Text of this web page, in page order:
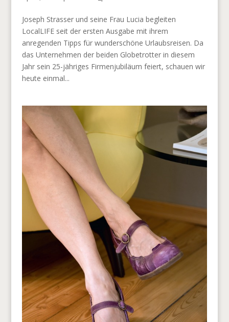
Joseph Strasser und seine Frau Lucia begleiten
LocalLIFE seit der ersten Ausgabe mit ihrem
anregenden Tipps für wunderschöne Urlaubsreisen. Da
das Unternehmen der beiden Globetrotter in diesem
Jahr sein 25-jähriges Firmenjubiläum feiert, schauen wir
heute einmal...